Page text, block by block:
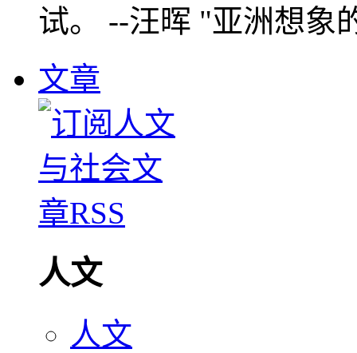
试。 --汪晖 "亚洲想象
文章
人文
人文